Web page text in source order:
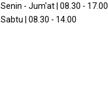
Senin - Jum'at | 08.30 - 17.00
Sabtu | 08.30 - 14.00